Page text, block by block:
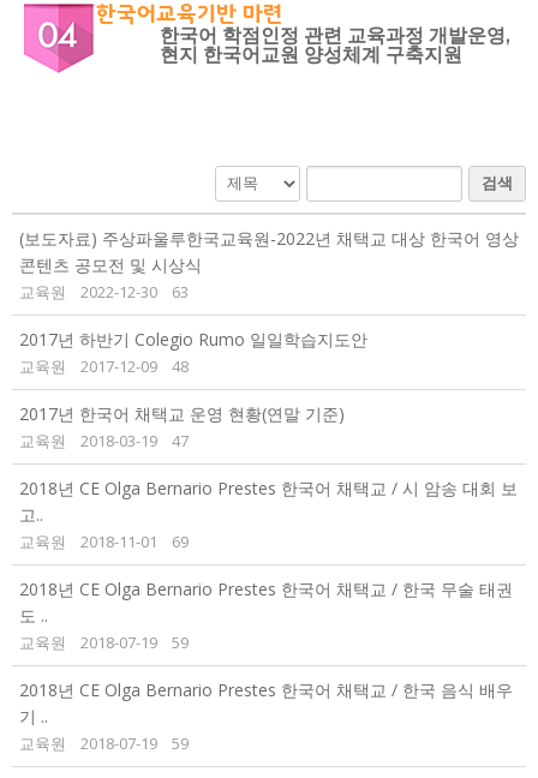
한국어교육기반 마련
한국어 학점인정 관련 교육과정 개발운영,
현지 한국어교원 양성체계 구축지원
검색
(보도자료) 주상파울루한국교육원-2022년 채택교 대상 한국어 영상
콘텐츠 공모전 및 시상식
교육원 2022-12-30 63
2017년 하반기 Colegio Rumo 일일학습지도안
교육원 2017-12-09 48
2017년 한국어 채택교 운영 현황(연말 기준)
교육원 2018-03-19 47
2018년 CE Olga Bernario Prestes 한국어 채택교 / 시 암송 대회 보
고..
교육원 2018-11-01 69
2018년 CE Olga Bernario Prestes 한국어 채택교 / 한국 무술 태권
도 ..
교육원 2018-07-19 59
2018년 CE Olga Bernario Prestes 한국어 채택교 / 한국 음식 배우
기 ..
교육원 2018-07-19 59